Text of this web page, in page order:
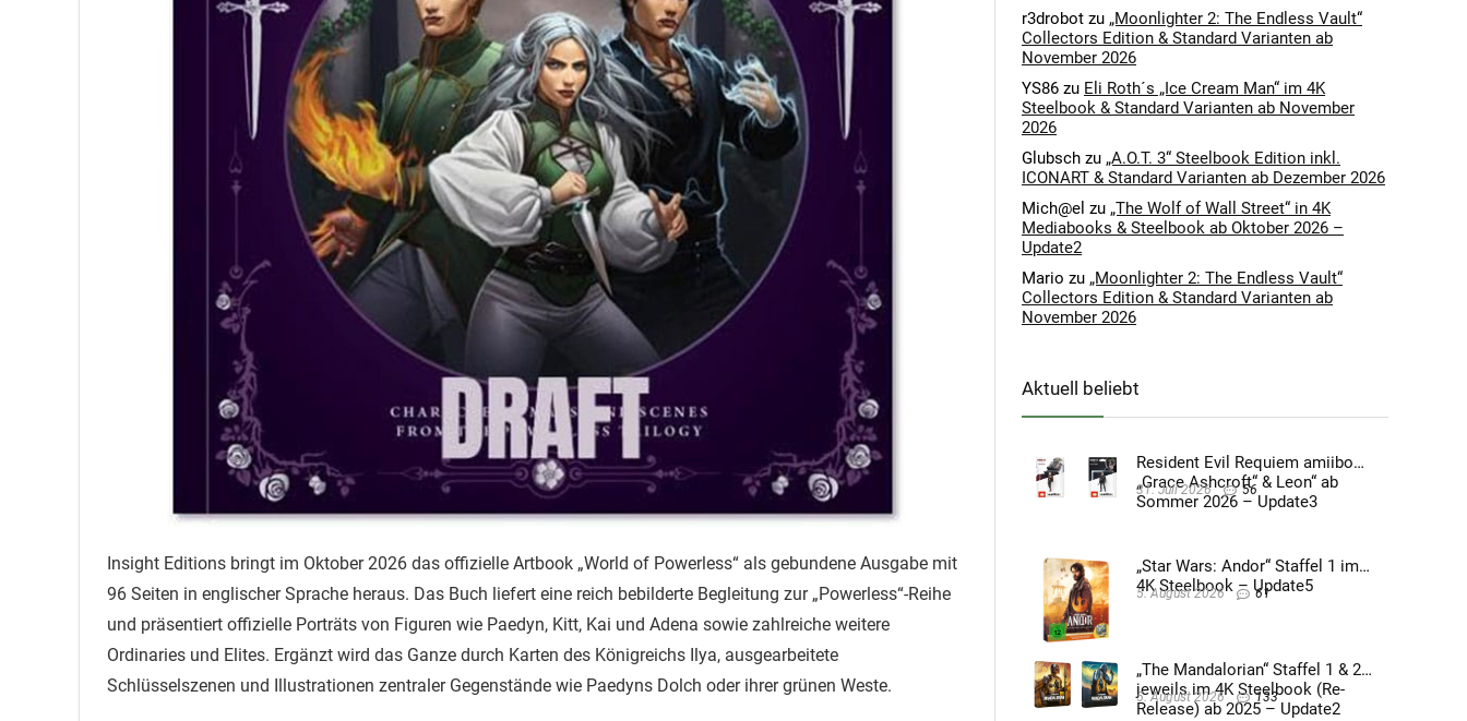
Insight Editions bringt im Oktober 2026 das offizielle Artbook „World of Powerless“ als gebundene Ausgabe mit
96 Seiten in englischer Sprache heraus. Das Buch liefert eine reich bebilderte Begleitung zur „Powerless“-Reihe
und präsentiert offizielle Porträts von Figuren wie Paedyn, Kitt, Kai und Adena sowie zahlreiche weitere
Ordinaries und Elites. Ergänzt wird das Ganze durch Karten des Königreichs Ilya, ausgearbeitete
Schlüsselszenen und Illustrationen zentraler Gegenstände wie Paedyns Dolch oder ihrer grünen Weste.
r3drobot zu „Moonlighter 2: The Endless Vault“
Collectors Edition & Standard Varianten ab
November 2026
YS86 zu Eli Roth´s „Ice Cream Man“ im 4K
Steelbook & Standard Varianten ab November
2026
Glubsch zu „A.O.T. 3“ Steelbook Edition inkl.
ICONART & Standard Varianten ab Dezember 2026
Mich@el zu „The Wolf of Wall Street“ in 4K
Mediabooks & Steelbook ab Oktober 2026 –
Update2
Mario zu „Moonlighter 2: The Endless Vault“
Collectors Edition & Standard Varianten ab
November 2026
Aktuell beliebt
Resident Evil Requiem amiibo
„Grace Ashcroft“ & Leon“ ab
Sommer 2026 – Update3
31. Juli 2026 56
„Star Wars: Andor“ Staffel 1 im
4K Steelbook – Update5
5. August 2026 61
„The Mandalorian“ Staffel 1 & 2
jeweils im 4K Steelbook (Re-
Release) ab 2025 – Update2
5. August 2026 133